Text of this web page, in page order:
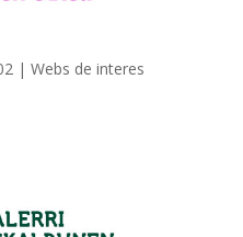
| Webs de interes